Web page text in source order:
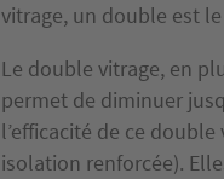
vitrage, un double est
Le double vitrage, en
permet de diminuer
l’efficacité de ce
isolation renforcée).